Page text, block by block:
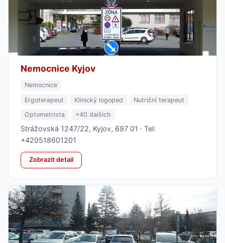
Nemocnice Kyjov
Nemocnice
Ergoterapeut
Klinický logoped
Nutriční terapeut
Optometrista
+40 dalších
Strážovská 1247/22, Kyjov, 697 01 · Tel:
+420518601201
Zobrazit detail